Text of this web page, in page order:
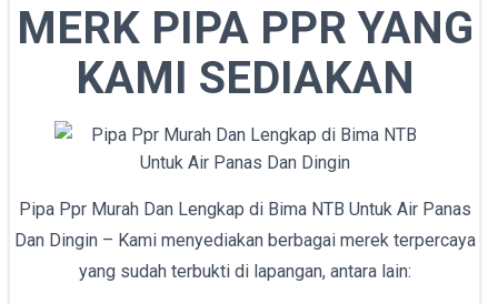
MERK PIPA PPR YANG
KAMI SEDIAKAN
Pipa Ppr Murah Dan Lengkap di Bima NTB Untuk Air Panas
Dan Dingin – Kami menyediakan berbagai merek terpercaya
yang sudah terbukti di lapangan, antara lain: